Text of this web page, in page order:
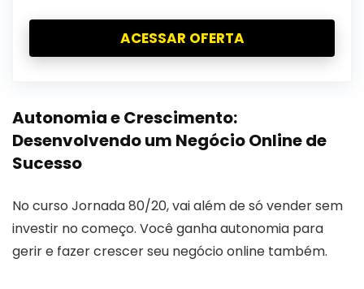
ACESSAR OFERTA
Autonomia e Crescimento:
Desenvolvendo um Negócio Online de
Sucesso
No curso Jornada 80/20, vai além de só vender sem
investir no começo. Você ganha autonomia para
gerir e fazer crescer seu negócio online também.